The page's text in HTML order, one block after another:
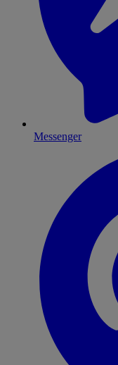
Messenger